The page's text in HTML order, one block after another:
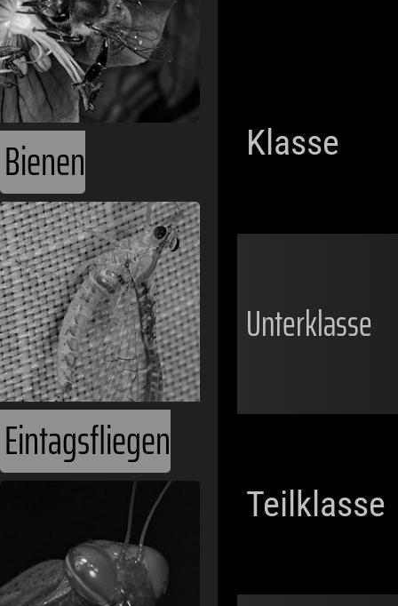
Bienen
Eintagsfliegen
Klasse
Unterklasse
Teilklasse